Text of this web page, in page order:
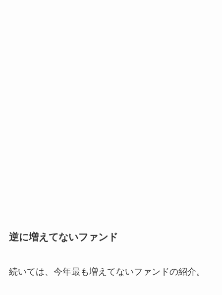
逆に増えてないファンド
続いては、今年最も増えてないファンドの紹介。